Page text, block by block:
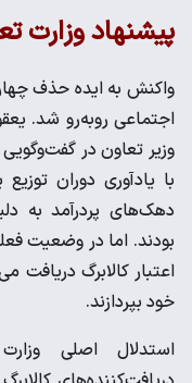
پیشنهاد وزارت
واکنش به ایده حذف
اجتماعی روبه‌رو شد.
وزیر تعاون در
با یادآوری دوران
دهک‌های پردرآمد به
بودند. اما در وضعیت
اعتبار کالابرگ دریافت
خود بپردازند.
استدلال اصلی